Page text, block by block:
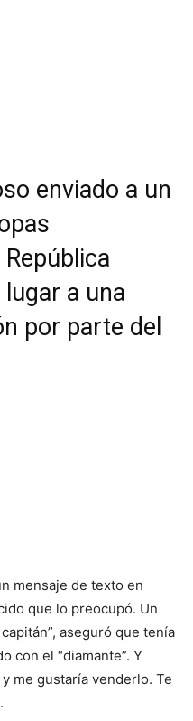
enviado a un
a una
por parte del
mensaje de texto en
que lo preocupó. Un
aseguró que tenía
con el “diamante”. Y
me gustaría venderlo. Te